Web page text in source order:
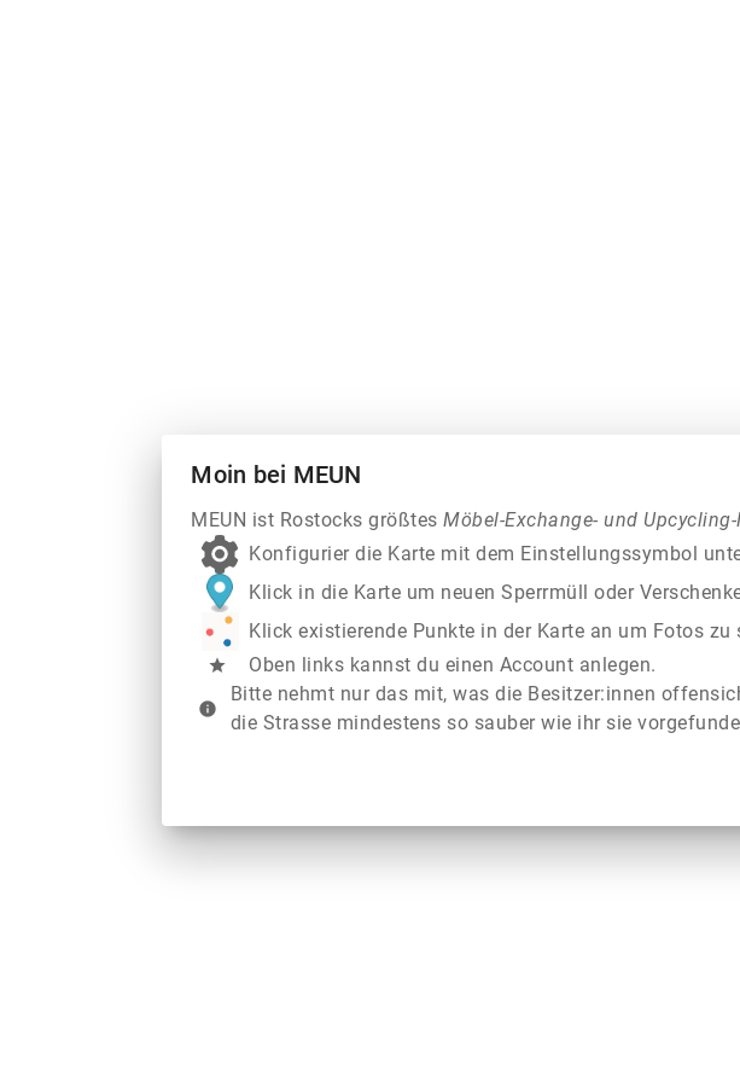
Moin bei MEUN
MEUN ist Rostocks größtesMöbel-Exchange- und Upcycling-
Konfigurier die Karte mit dem Einstellungssymbol
Klick in die Karte um neuen Sperrmüll oder
Klick existierende Punkte in der Karte an um Fotos zu
star Oben links kannst du einen Account anlegen.
info
Bitte nehmt nur das mit, was die Besitzer:innen
die Strasse mindestens so sauber wie ihr sie